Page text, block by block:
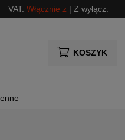
VAT: Włącznie z | Z wyłącz.
KOSZYK